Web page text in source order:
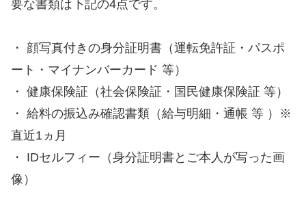
要な書類は下記の4点です。
・ 顔写真付きの身分証明書（運転免許証・パスポ
ート・マイナンバーカード 等）
・ 健康保険証（社会保険証・国民健康保険証 等）
・ 給料の振込み確認書類（給与明細・通帳 等 ）※
直近1ヵ月
・ IDセルフィー（身分証明書とご本人が写った画
像）